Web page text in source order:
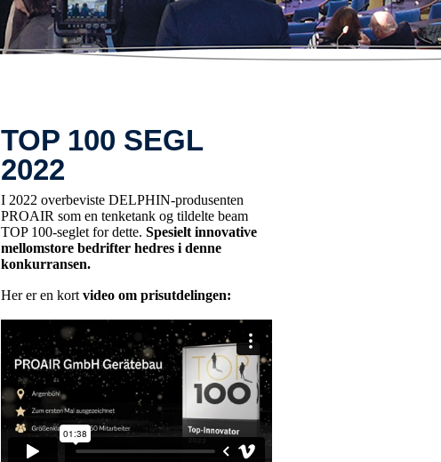
TOP 100 SEGL
2022
I 2022 overbeviste DELPHIN-produsenten
PROAIR som en tenketank og tildelte beam
TOP 100-seglet for dette. Spesielt innovative
mellomstore bedrifter hedres i denne
konkurransen.
Her er en kort video om prisutdelingen: